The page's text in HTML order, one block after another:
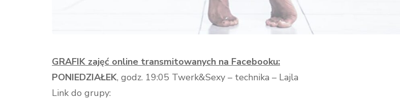
GRAFIK zajęć online transmitowanych na Facebooku:
PONIEDZIAŁEK, godz. 19:05 Twerk&Sexy – technika – Lajla
Link do grupy: